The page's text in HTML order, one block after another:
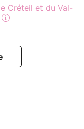
Créteil et du Val-